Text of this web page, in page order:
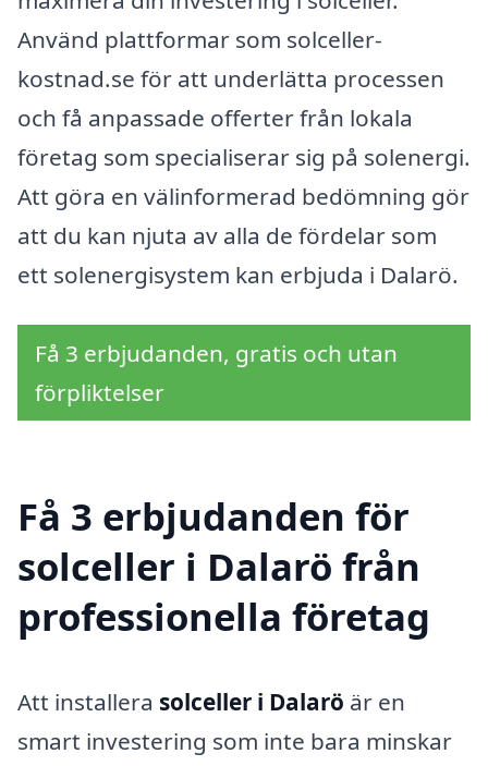
Använd plattformar som solceller-
kostnad.se för att underlätta processen
och få anpassade offerter från lokala
företag som specialiserar sig på solenergi.
Att göra en välinformerad bedömning gör
att du kan njuta av alla de fördelar som
ett solenergisystem kan erbjuda i Dalarö.
Få 3 erbjudanden, gratis och utan
förpliktelser
Få 3 erbjudanden för
solceller i Dalarö från
professionella företag
Att installera solceller i Dalarö är en
smart investering som inte bara minskar